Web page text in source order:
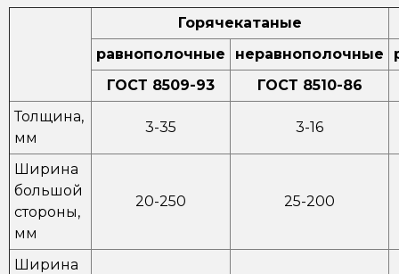
Горячекатаные
равнополочные
неравнополочные
ГОСТ 8509-93
ГОСТ 8510-86
Толщина,
мм
3-35 3-16
Ширина
большой
стороны,
мм
20-250 25-200
Ширина